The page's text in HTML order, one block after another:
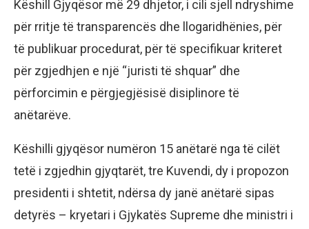
Këshill Gjyqësor më 29 dhjetor, i cili sjell ndryshime
për rritje të transparencës dhe llogaridhënies, për
të publikuar procedurat, për të specifikuar kriteret
për zgjedhjen e një “juristi të shquar” dhe
përforcimin e përgjegjësisë disiplinore të
anëtarëve.
Këshilli gjyqësor numëron 15 anëtarë nga të cilët
tetë i zgjedhin gjyqtarët, tre Kuvendi, dy i propozon
presidenti i shtetit, ndërsa dy janë anëtarë sipas
detyrës – kryetari i Gjykatës Supreme dhe ministri i